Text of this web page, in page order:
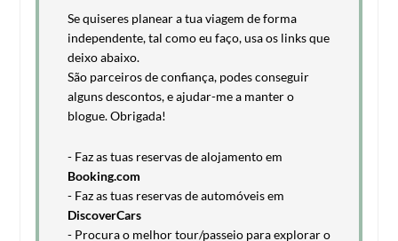
Se quiseres planear a tua viagem de forma
independente, tal como eu faço, usa os links que
deixo abaixo.
São parceiros de confiança, podes conseguir
alguns descontos, e ajudar-me a manter o
blogue. Obrigada!
- Faz as tuas reservas de alojamento em
Booking.com
- Faz as tuas reservas de automóveis em
DiscoverCars
- Procura o melhor tour/passeio para explorar o